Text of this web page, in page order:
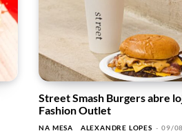
Street Smash Burgers abre
Fashion Outlet
NA MESA ALEXANDRE LOPES - 09/